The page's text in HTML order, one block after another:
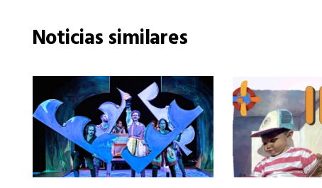
Noticias similares